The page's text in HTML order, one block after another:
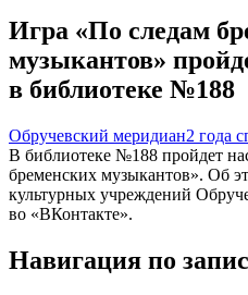
Игра «По следам
музыкантов»
в библиотеке №188
Обручевский меридиан2 года
В библиотеке №188 пройдет
бременских музыкантов». Об
культурных учреждений
во «ВКонтакте».
Навигация по